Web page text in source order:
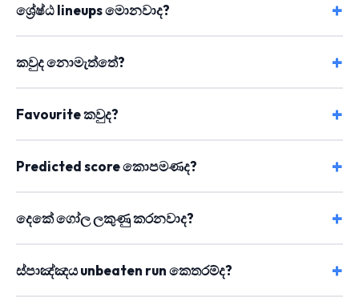
ශ්‍රේෂ්ඨ lineups මොනවාද?
කවුද නොමැත්තේ?
Favourite කවුද?
Predicted score කොපමණද?
දෙකේ ගෝල ලකුණු කරනවාද?
ස්පාඤ්ඤය unbeaten run කෙතරම්ද?